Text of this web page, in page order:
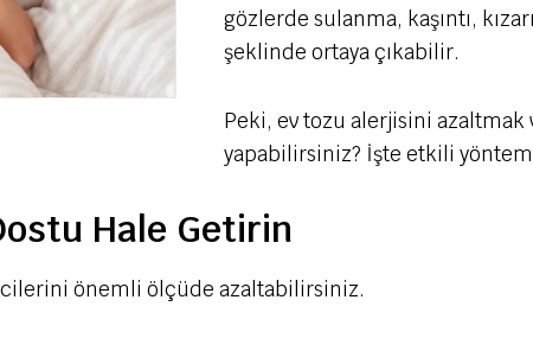
gözlerde sulanma, kaşıntı,
şeklinde ortaya çıkabilir.
Peki, ev tozu alerjisini
yapabilirsiniz? İşte etkili
Hale Getirin
önemli ölçüde azaltabilirsiniz.